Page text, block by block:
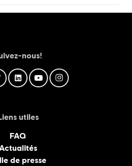
nous!
utiles
FAQ
de presse